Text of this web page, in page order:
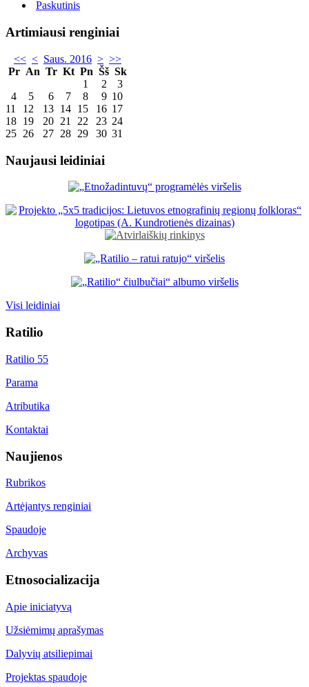
Paskutinis
Artimiausi renginiai
<< < Saus. 2016 > >>
Pr An Tr Kt Pn Šš Sk
1
2
3
4
5 6 7 8 9 10
11
12 13 14 15 16 17
18 19 20 21 22 23 24
25 26 27 28 29 30 31
Naujausi leidiniai
Visi leidiniai
Ratilio
Ratilio 55
Parama
Atributika
Kontaktai
Naujienos
Rubrikos
Artėjantys renginiai
Spaudoje
Archyvas
Etnosocializacija
Apie iniciatyvą
Užsiėmimų aprašymas
Dalyvių atsiliepimai
Projektas spaudoje